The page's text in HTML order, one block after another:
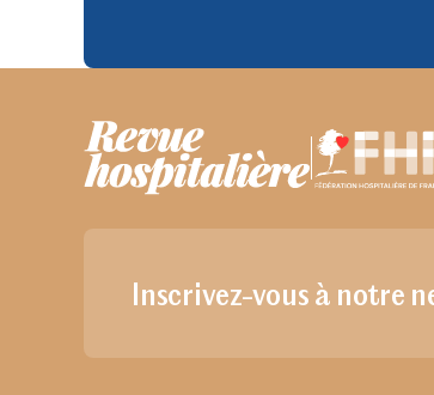
Inscrivez-vous à notre